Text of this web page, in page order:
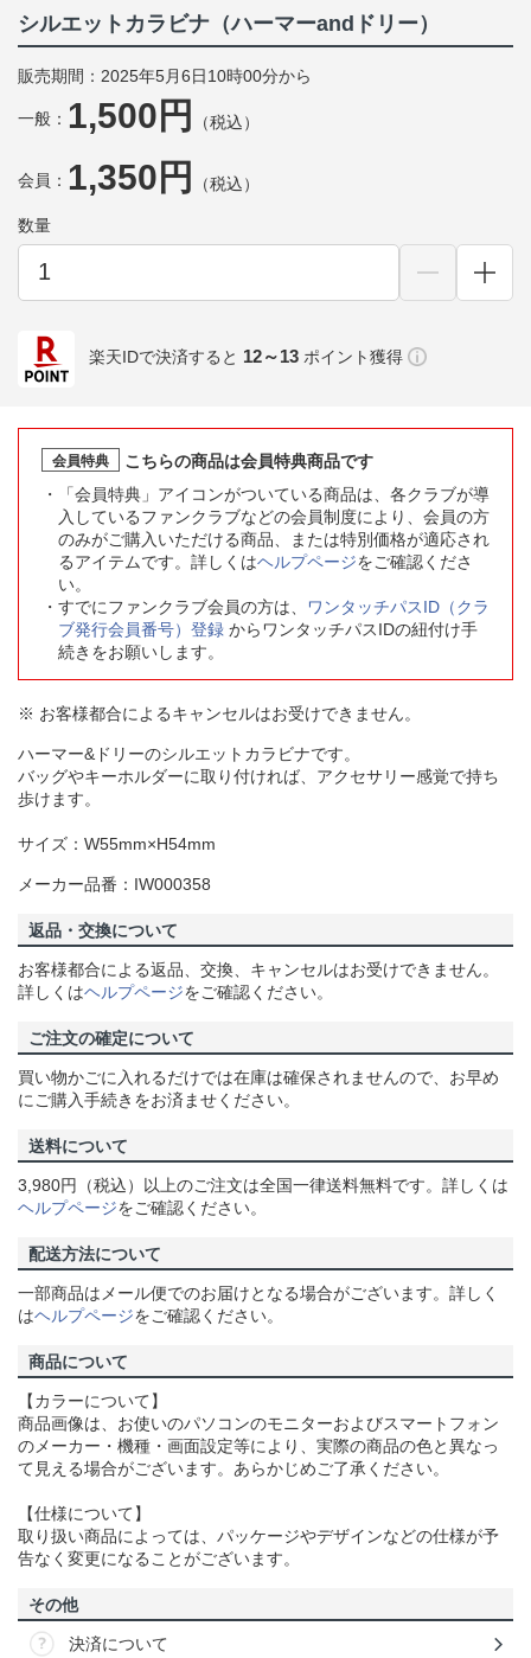
シルエットカラビナ（ハーマーandドリー）
販売期間：2025年5月6日10時00分から
一般： 1,500円 （税込）
会員： 1,350円 （税込）
数量
楽天IDで決済すると 12～13 ポイント獲得
会員特典
こちらの商品は会員特典商品です
「会員特典」アイコンがついている商品は、各クラブが導
入しているファンクラブなどの会員制度により、会員の方
のみがご購入いただける商品、または特別価格が適応され
るアイテムです。詳しくはヘルプページをご確認くださ
い。
すでにファンクラブ会員の方は、
ワンタッチパスID（クラ
ブ発行会員番号）登録 からワンタッチパスIDの紐付け手
続きをお願いします。
※ お客様都合によるキャンセルはお受けできません。
ハーマー&ドリーのシルエットカラビナです。
バッグやキーホルダーに取り付ければ、アクセサリー感覚で持ち
歩けます。
サイズ：W55mm×H54mm
メーカー品番：IW000358
返品・交換について
お客様都合による返品、交換、キャンセルはお受けできません。
詳しくはヘルプページをご確認ください。
ご注文の確定について
買い物かごに入れるだけでは在庫は確保されませんので、お早め
にご購入手続きをお済ませください。
送料について
3,980円（税込）以上のご注文は全国一律送料無料です。詳しくは
ヘルプページをご確認ください。
配送方法について
一部商品はメール便でのお届けとなる場合がございます。詳しく
はヘルプページをご確認ください。
商品について
【カラーについて】
商品画像は、お使いのパソコンのモニターおよびスマートフォン
のメーカー・機種・画面設定等により、実際の商品の色と異なっ
て見える場合がございます。あらかじめご了承ください。
【仕様について】
取り扱い商品によっては、パッケージやデザインなどの仕様が予
告なく変更になることがございます。
その他
決済について